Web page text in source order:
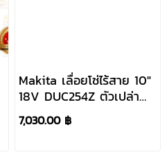
Makita เลื่อยโซ่ไร้สาย 10"
18V DUC254Z ตัวเปล่า
BL #NT
7,030.00 ฿